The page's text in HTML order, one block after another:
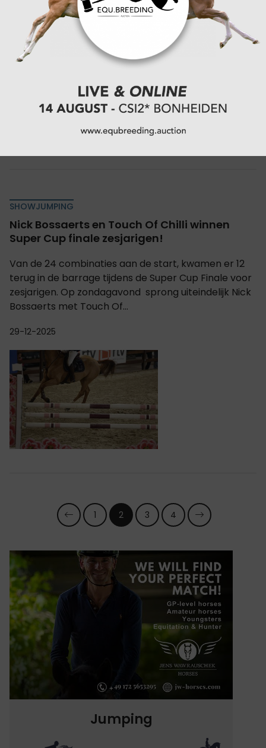
29-12-2025
SHOWJUMPING
Nick Bossaerts en Touch Of Chilli winnen
Super Cup finale zesjarigen!
Van de 24 combinaties aan de start, kwamen er 12
terug in de barrage tijdens de Super Cup Finale voor
zesjarigen. Op zondagavond sprong uiteindelijk Nick
Bossaerts met Touch Of...
29-12-2025
1 2 3 4
Jumping